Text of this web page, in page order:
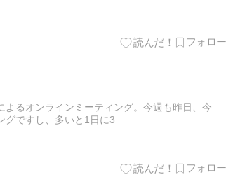
るオンラインミーティング。今週も昨日、今
グですし、多いと1日に3